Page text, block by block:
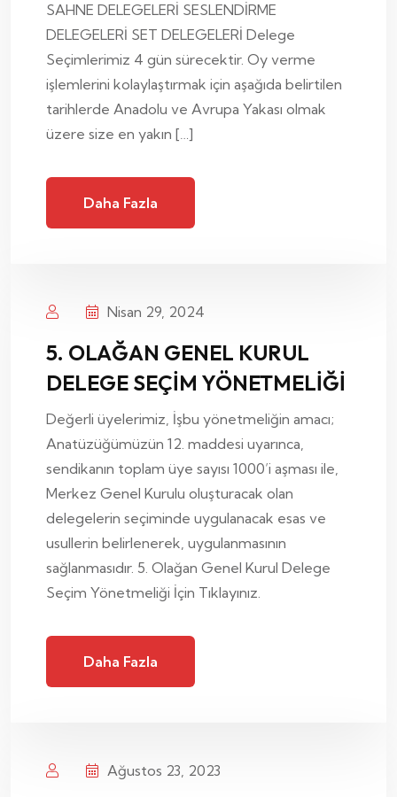
SAHNE DELEGELERİ SESLENDİRME
DELEGELERİ SET DELEGELERİ Delege
Seçimlerimiz 4 gün sürecektir. Oy verme
işlemlerini kolaylaştırmak için aşağıda belirtilen
tarihlerde Anadolu ve Avrupa Yakası olmak
üzere size en yakın […]
Daha Fazla
Nisan 29, 2024
5. OLAĞAN GENEL KURUL
DELEGE SEÇİM YÖNETMELİĞİ
Değerli üyelerimiz, İşbu yönetmeliğin amacı;
Anatüzüğümüzün 12. maddesi uyarınca,
sendikanın toplam üye sayısı 1000’i aşması ile,
Merkez Genel Kurulu oluşturacak olan
delegelerin seçiminde uygulanacak esas ve
usullerin belirlenerek, uygulanmasının
sağlanmasıdır. 5. Olağan Genel Kurul Delege
Seçim Yönetmeliği İçin Tıklayınız.
Daha Fazla
Ağustos 23, 2023